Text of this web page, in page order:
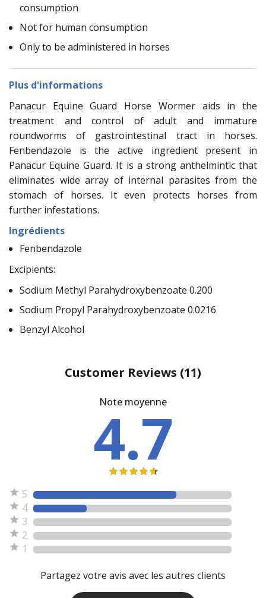
consumption
Not for human consumption
Only to be administered in horses
Plus d'informations
Panacur Equine Guard Horse Wormer aids in the
treatment and control of adult and immature
roundworms of gastrointestinal tract in horses.
Fenbendazole is the active ingredient present in
Panacur Equine Guard. It is a strong anthelmintic that
eliminates wide array of internal parasites from the
stomach of horses. It even protects horses from
further infestations.
Ingrédients
Fenbendazole
Excipients:
Sodium Methyl Parahydroxybenzoate 0.200
Sodium Propyl Parahydroxybenzoate 0.0216
Benzyl Alcohol
Customer Reviews (11)
Note moyenne
4.7
5
4
3
2
1
Partagez votre avis avec les autres clients